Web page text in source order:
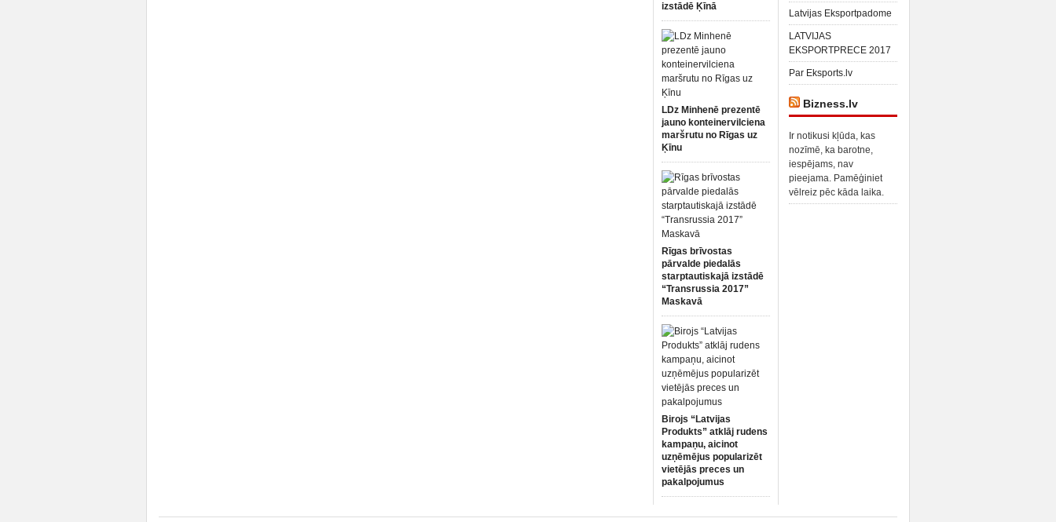
izstādē Ķīnā
LDz Minhenē prezentē
jauno konteinervilciena
maršrutu no Rīgas uz
Ķīnu
Rīgas brīvostas
pārvalde piedalās
starptautiskajā izstādē
“Transrussia 2017”
Maskavā
Birojs “Latvijas
Produkts” atklāj rudens
kampaņu, aicinot
uzņēmējus popularizēt
vietējās preces un
pakalpojumus
Latvijas Eksportpadome
LATVIJAS
EKSPORTPRECE 2017
Par Eksports.lv
Bizness.lv
Ir notikusi kļūda, kas
nozīmē, ka barotne,
iespējams, nav
pieejama. Pamēģiniet
vēlreiz pēc kāda laika.